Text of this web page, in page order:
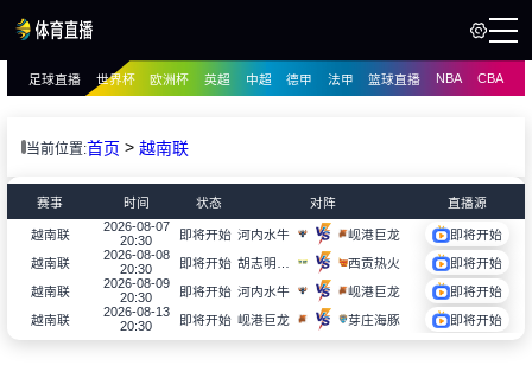
播
足球直播 世界杯 欧洲杯 英超 中超 德甲 法甲 篮球直播 NBA CBA
当前位置:首页 > 越南联
赛事 时间 状态 对阵 直播源
越南联
2026-08-07
20:30
即将开始 河内水牛 岘港巨龙
即将开始
越南联
2026-08-08
20:30
即将开始 西贡热火
即将开始
越南联
2026-08-09
20:30
即将开始 河内水牛 岘港巨龙
即将开始
越南联
2026-08-13
20:30
即将开始 岘港巨龙 芽庄海豚 即将开始